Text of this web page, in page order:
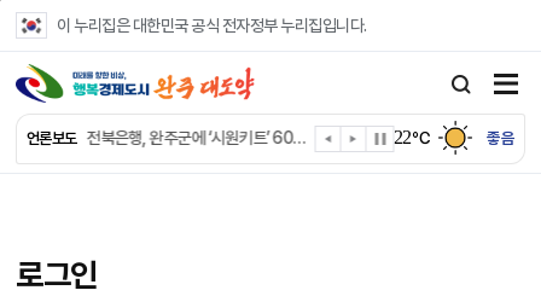
이 누리집은 대한민국 공식 전자정부 누리집입니다.
언론보도
완주 청소년, 삼성 임직원 만나 미래 진로 그린다
전북은행, 완주군에 ‘시원키트’ 60세트 기탁
㈜새눈, 완주군에 성금 1,000만 원 기탁
22℃ 좋음
로그인